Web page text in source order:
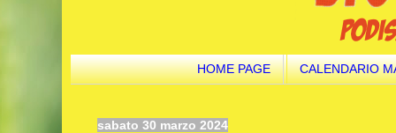
HOME PAGE CALENDARIO
sabato 30 marzo 2024